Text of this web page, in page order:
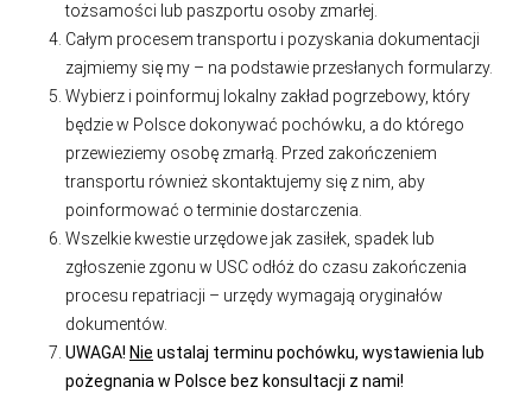
tożsamości lub paszportu osoby zmarłej.
Całym procesem transportu i pozyskania dokumentacji
zajmiemy się my – na podstawie przesłanych formularzy.
Wybierz i poinformuj lokalny zakład pogrzebowy, który
będzie w Polsce dokonywać pochówku, a do którego
przewieziemy osobę zmarłą. Przed zakończeniem
transportu również skontaktujemy się z nim, aby
poinformować o terminie dostarczenia.
Wszelkie kwestie urzędowe jak zasiłek, spadek lub
zgłoszenie zgonu w USC odłóż do czasu zakończenia
procesu repatriacji – urzędy wymagają oryginałów
dokumentów.
UWAGA! Nie ustalaj terminu pochówku, wystawienia lub
pożegnania w Polsce bez konsultacji z nami!